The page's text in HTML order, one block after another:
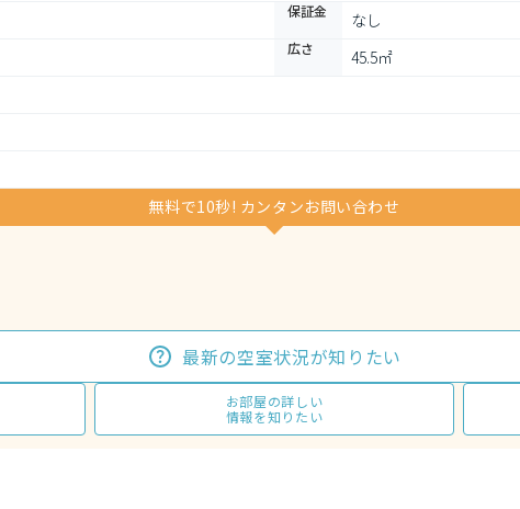
保証金 なし
広さ 45.5㎡
無料で10秒! カンタンお問い合わせ
最新の空室状況が知りたい
お部屋の詳しい
情報を知りたい